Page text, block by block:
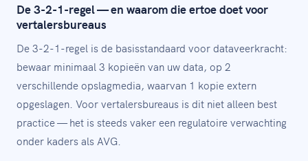
De 3-2-1-regel — en waarom die ertoe doet voor
vertalersbureaus
De 3-2-1-regel is de basisstandaard voor dataveerkracht:
bewaar minimaal 3 kopieën van uw data, op 2
verschillende opslagmedia, waarvan 1 kopie extern
opgeslagen. Voor vertalersbureaus is dit niet alleen best
practice — het is steeds vaker een regulatoire verwachting
onder kaders als AVG.